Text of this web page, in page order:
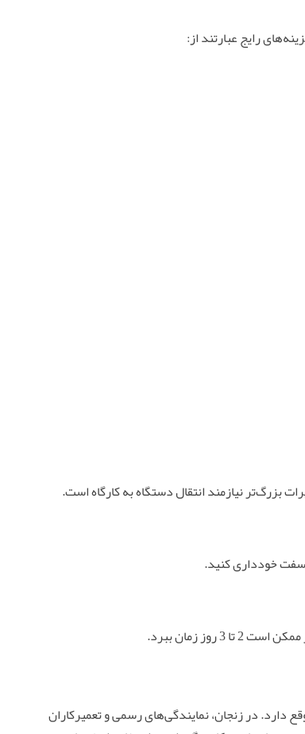
رایج عبارتند از:
بزرگ‌تر نیازمند انتقال دستگاه به کارگاه است.
سفت خودداری کنید.
زمان ببرد.
دارد. در زنجان، نمایندگی‌های رسمی و تعمیرکاران